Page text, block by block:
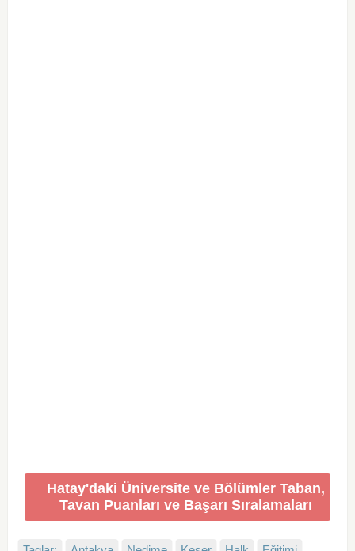
Hatay'daki Üniversite ve Bölümler Taban,
Tavan Puanları ve Başarı Sıralamaları